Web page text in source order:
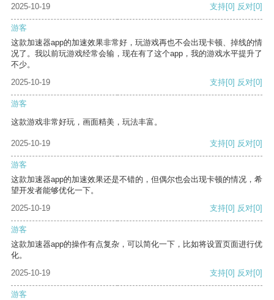
2025-10-19
支持[0] 反对[0]
游客
这款加速器app的加速效果非常好，玩游戏再也不会出现卡顿、掉线的情
况了。我以前玩游戏经常会输，现在有了这个app，我的游戏水平提升了
不少。
2025-10-19
支持[0] 反对[0]
游客
这款游戏非常好玩，画面精美，玩法丰富。
2025-10-19 支持[0] 反对[0]
游客
这款加速器app的加速效果还是不错的，但偶尔也会出现卡顿的情况，希
望开发者能够优化一下。
2025-10-19
支持[0] 反对[0]
游客
这款加速器app的操作有点复杂，可以简化一下，比如将设置页面进行优
化。
2025-10-19
支持[0] 反对[0]
游客